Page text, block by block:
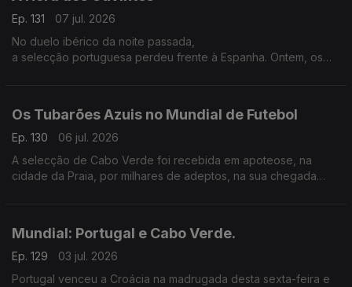
Ep. 131
07 jul. 2026
No duelo ibérico da noite passada,
a selecção portuguesa perdeu frente à Espanha. Ontem, os
Os Tubarões Azuis no Mundial de Futebol
Ep. 130
06 jul. 2026
A selecção de Cabo Verde foi recebida em apoteose, na
cidade da Praia, por milhares de adeptos, na sua chegada
Mundial: Portugal e Cabo Verde.
Ep. 129
03 jul. 2026
Portugal venceu a Croácia na madrugada desta sexta-feira e